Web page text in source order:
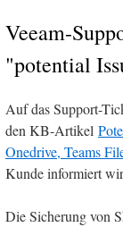
Veeam-
"potential
Auf das Support-
den KB-Artikel
Onedrive, Teams
Kunde informiert
Die Sicherung von